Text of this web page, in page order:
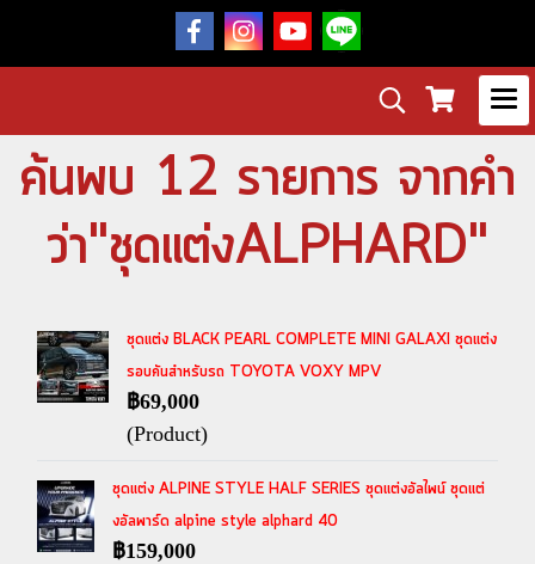
ค้นพบ 12 รายการ จากคำ
ว่า"ชุดแต่งALPHARD"
ชุดแต่ง BLACK PEARL COMPLETE MINI GALAXI ชุดแต่ง
รอบคันสำหรับรถ TOYOTA VOXY MPV
฿69,000
(Product)
ชุดแต่ง ALPINE STYLE HALF SERIES ชุดแต่งอัลไพน์ ชุดแต่
งอัลพาร์ด alpine style alphard 40
฿159,000